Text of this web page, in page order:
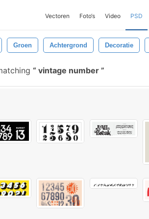
Vectoren Foto‘s Video PSD
Groen Achtergrond Decoratie
vintage number